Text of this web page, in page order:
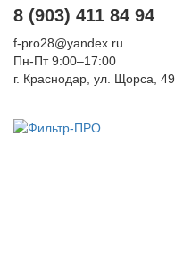
8 (903) 411 84 94
f-pro28@yandex.ru
Пн-Пт 9:00–17:00
г. Краснодар, ул. Щорса, 49